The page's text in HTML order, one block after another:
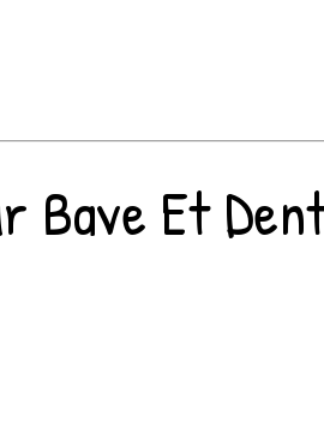
Bave Et